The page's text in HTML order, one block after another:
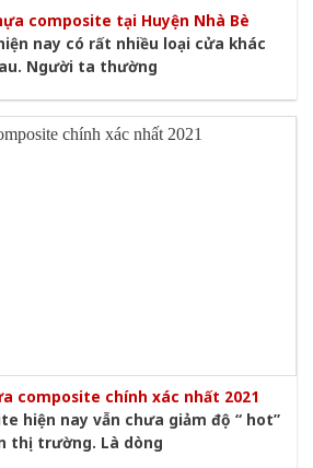
composite tại Huyện Nhà Bè
nay có rất nhiều loại cửa khác
Người ta thường
composite chính xác nhất 2021
hiện nay vẫn chưa giảm độ “ hot”
thị trường. Là dòng